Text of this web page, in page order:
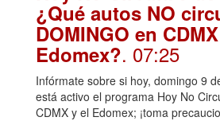
¿Qué autos NO
DOMINGO en
Edomex?. 07:25
Infórmate sobre si hoy, domingo 9
está activo el programa Hoy No
CDMX y el Edomex; ¡toma